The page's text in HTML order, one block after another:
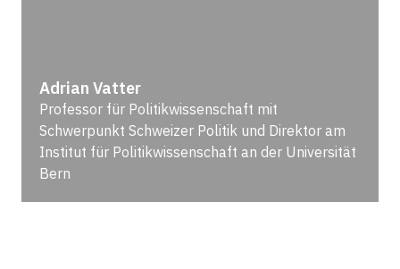
Adrian Vatter
Professor für Politikwissenschaft mit
Schwerpunkt Schweizer Politik und Direktor am
Institut für Politikwissenschaft an der Universität
Bern